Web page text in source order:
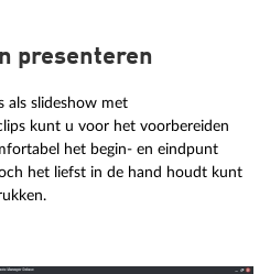
presenteren
als slideshow met
kunt u voor het voorbereiden
het begin- en eindpunt
het liefst in de hand houdt kunt